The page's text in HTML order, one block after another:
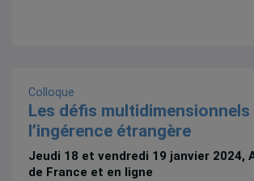
Colloque
Les défis multidimensionnels
l’ingérence étrangère
Jeudi 18 et vendredi 19 janvier 2024,
de France et en ligne